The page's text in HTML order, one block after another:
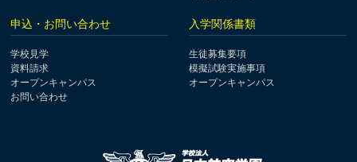
申込・お問い合わせ
学校見学
資料請求
オープンキャンパス
お問い合わせ
入学関係書類
生徒募集要項
模擬試験実施事項
オープンキャンパス